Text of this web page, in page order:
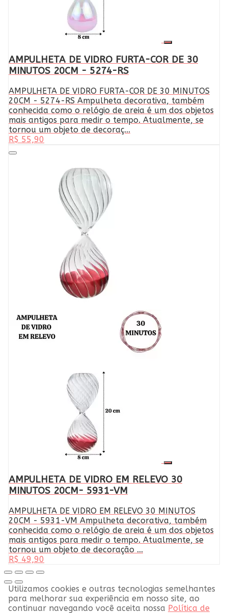
AMPULHETA DE VIDRO FURTA-COR DE 30
MINUTOS 20CM - 5274-RS
AMPULHETA DE VIDRO FURTA-COR DE 30 MINUTOS
20CM - 5274-RS Ampulheta decorativa, também
conhecida como o relógio de areia é um dos objetos
mais antigos para medir o tempo. Atualmente, se
tornou um objeto de decoraç...
R$ 55,90
AMPULHETA DE VIDRO EM RELEVO 30
MINUTOS 20CM- 5931-VM
AMPULHETA DE VIDRO EM RELEVO 30 MINUTOS
20CM - 5931-VM Ampulheta decorativa, também
conhecida como o relógio de areia é um dos objetos
mais antigos para medir o tempo. Atualmente, se
tornou um objeto de decoração ...
R$ 49,90
Utilizamos cookies e outras tecnologias semelhantes
para melhorar sua experiência em nosso site, ao
continuar navegando você aceita nossa Política de